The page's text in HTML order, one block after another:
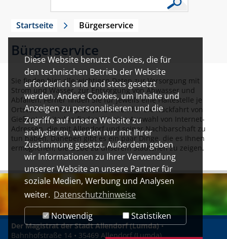
Diese Website benutzt Cookies, die für
den technischen Betrieb der Website
erforderlich sind und stets gesetzt
werden. Andere Cookies, um Inhalte und
Anzeigen zu personalisieren und die
Zugriffe auf unsere Website zu
analysieren, werden nur mit Ihrer
Zustimmung gesetzt. Außerdem geben
wir Informationen zu Ihrer Verwendung
unserer Website an unsere Partner für
soziale Medien, Werbung und Analysen
weiter. Datenschutzhinweise
Notwendig
Statistiken
Startseite Bürgerservice
Bürgerservice
Sie finden hier alle wichtigen Daten zur Versorgung mit
Strom und Wasser, zur Entsorgung von Abwasser und
Abfällen. Ferner finden Sie für jeweils eine Haltestelle je
Ortsteil einen Fahrplan (und einen für die Rückfahrt von
Gießen). Weiterhin finden Sie eine Auswahl von Internet-
Adressen, die mit Allendorf und seiner Nachbarschaft zu
tun haben. Daneben gibt es ein paar Dinge, die es Ihnen
ermöglichen, die Liebe zu unserem Städtchen zu zeigen.
Der Magistrat der Stadt Allendorf (Lumda)•
Bahnhofstraße 14 • 35469 Allendorf (Lumda)